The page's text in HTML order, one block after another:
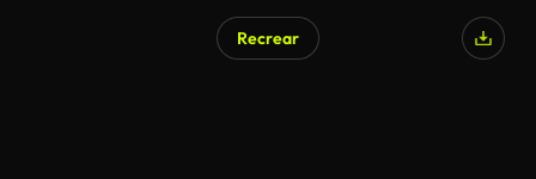
Recrear